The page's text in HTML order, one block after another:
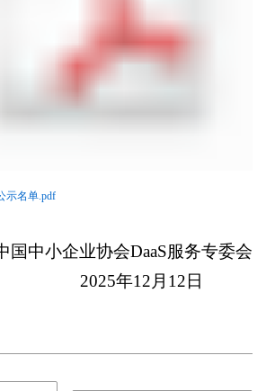
示名单.pdf
国中小企业协会DaaS服务专委会
2025年12 月 12 日